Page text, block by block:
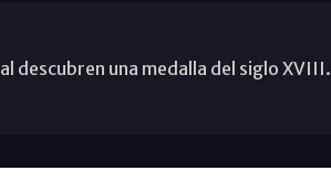
descubren una medalla del siglo XVIII.